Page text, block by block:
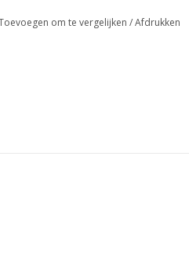
om te vergelijken /Afdrukken